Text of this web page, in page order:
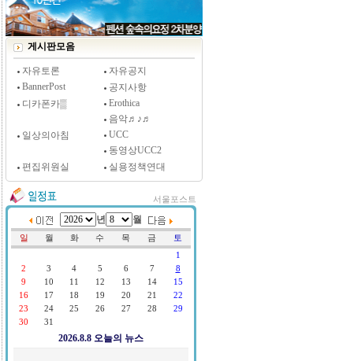
세계유산에 등재
게시판모음
자유토론
자유공지
BannerPost
공지사항
디카폰카▒
Erothica
음악♬♪♬
일상의아침
UCC
동영상UCC2
편집위원실
실용정책연대
서울포스트